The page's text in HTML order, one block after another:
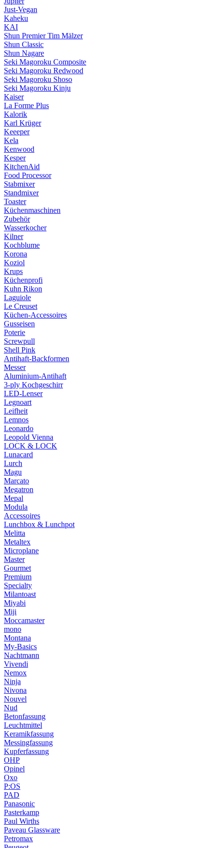
Just-Vegan
Kaheku
KAI
Shun Premier Tim Mälzer
Shun Classic
Shun Nagare
Seki Magoroku Composite
Seki Magoroku Redwood
Seki Magoroku Shoso
Seki Magoroku Kinju
Kaiser
La Forme Plus
Kalorik
Karl Krüger
Keeeper
Kela
Kenwood
Kesper
KitchenAid
Food Processor
Stabmixer
Standmixer
Toaster
Küchenmaschinen
Zubehör
Wasserkocher
Kilner
Kochblume
Korona
Koziol
Krups
Küchenprofi
Kuhn Rikon
Laguiole
Le Creuset
Küchen-Accessoires
Gusseisen
Poterie
Screwpull
Shell Pink
Antihaft-Backformen
Messer
Aluminium-Antihaft
3-ply Kochgeschirr
LED-Lenser
Legnoart
Leifheit
Lemnos
Leonardo
Leopold Vienna
LOCK & LOCK
Lunacard
Lurch
Magu
Marcato
Megatron
Mepal
Modula
Accessoires
Lunchbox & Lunchpot
Melitta
Metaltex
Microplane
Master
Gourmet
Premium
Specialty
Milantoast
Miyabi
Miji
Moccamaster
mono
Montana
My-Basics
Nachtmann
Vivendi
Nemox
Ninja
Nivona
Nouvel
Nud
Betonfassung
Leuchtmittel
Keramikfassung
Messingfassung
Kupferfassung
OHP
Opinel
Oxo
P:OS
PAD
Panasonic
Pasterkamp
Paul Wirths
Paveau Glassware
Petromax